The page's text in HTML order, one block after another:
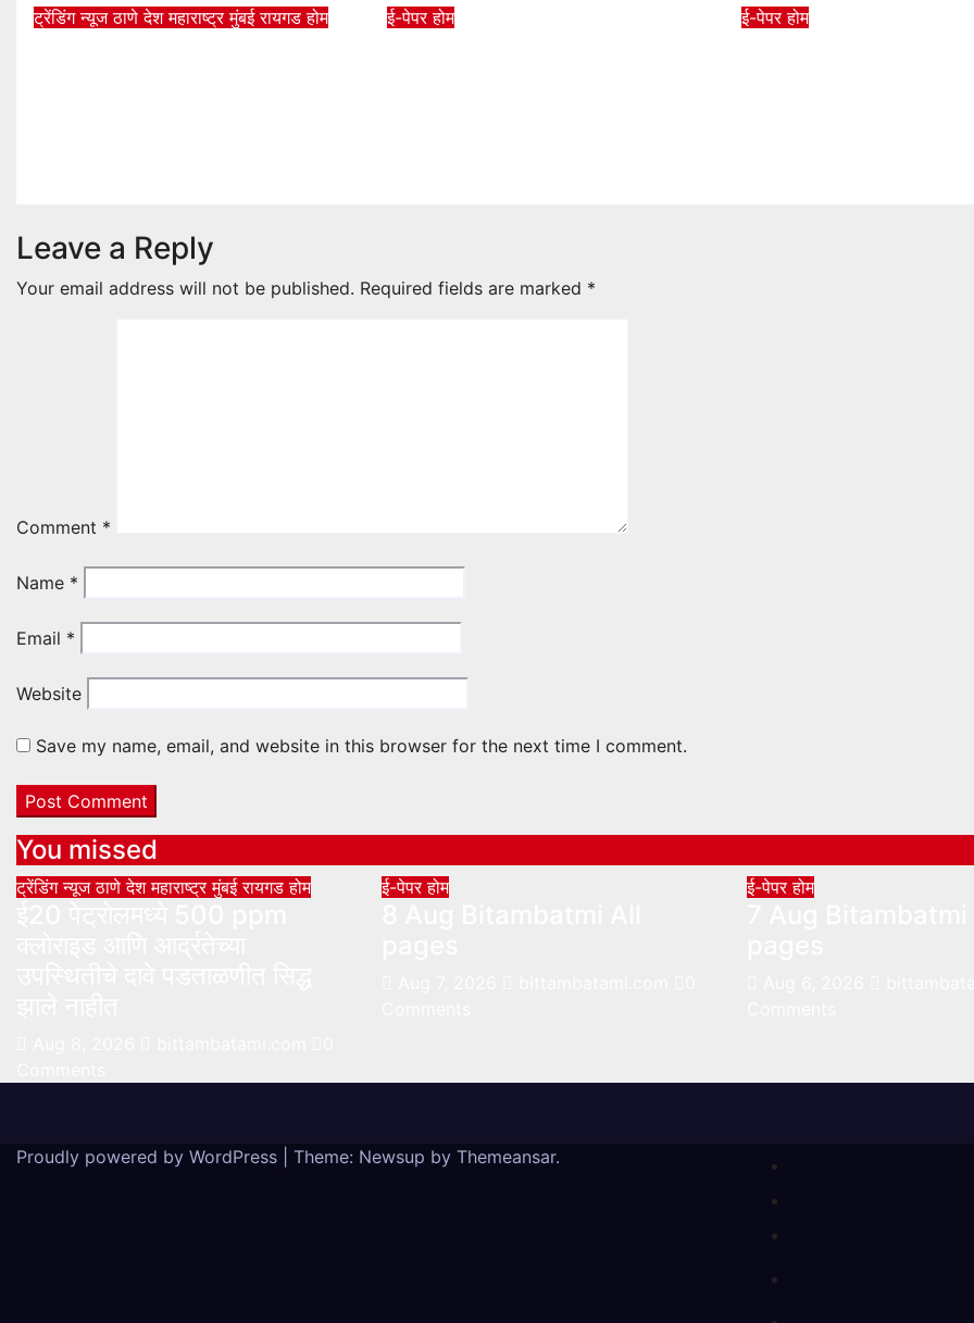
ट्रेंडिंग न्यूजठाणेदेशमहाराष्ट्रमुंबईरायगडहोम ई-पेपरहोम ई-पेपरहोम
Leave a Reply
Your email address will not be published. Required fields are marked *
Comment *
Name *
Email *
Website
Save my name, email, and website in this browser for the next time I comment.
You missed
ट्रेंडिंग न्यूजठाणेदेशमहाराष्ट्रमुंबईरायगडहोम ई-पेपरहोम ई-पेपरहोम
Proudly powered by WordPress Theme: Newsup by Themeansar.